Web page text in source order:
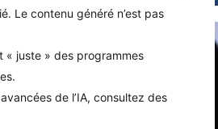
Le contenu généré n’est pas
« juste » des programmes
de l’IA, consultez des